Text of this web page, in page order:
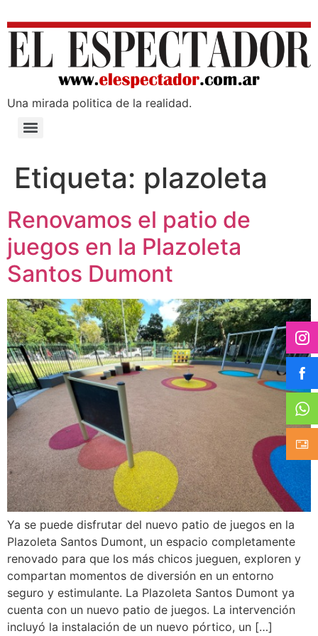
Una mirada poli­tica de la realidad.
Etiqueta: plazoleta
Renovamos el patio de
juegos en la Plazoleta
Santos Dumont
Ya se puede disfrutar del nuevo patio de juegos en la
Plazoleta Santos Dumont, un espacio completamente
renovado para que los más chicos jueguen, exploren y
compartan momentos de diversión en un entorno
seguro y estimulante. La Plazoleta Santos Dumont ya
cuenta con un nuevo patio de juegos. La intervención
incluyó la instalación de un nuevo pórtico, un […]